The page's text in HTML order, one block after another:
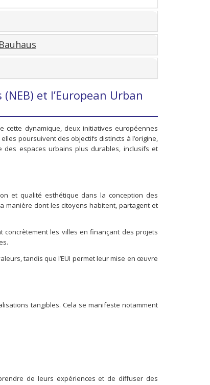
et l’European Urban
cette dynamique, deux initiatives européennes
elles poursuivent des objectifs distincts à l’origine,
des espaces urbains plus durables, inclusifs et
et qualité esthétique dans la conception des
manière dont les citoyens habitent, partagent et
concrètement les villes en finançant des projets
tandis que l’EUI permet leur mise en œuvre
tangibles. Cela se manifeste notamment
de leurs expériences et de diffuser des